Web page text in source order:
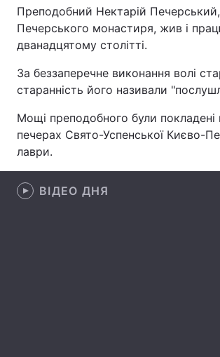
Україна Політика
Спорт
Преподобний Нектарій
Печерського монастиря, жив і
дванадцятому столітті.
За беззаперечне виконання волі
старанність його називали
Мощі преподобного були покладені
печерах Свято-Успенської Києво-
лаври.
ВІДЕО ДНЯ